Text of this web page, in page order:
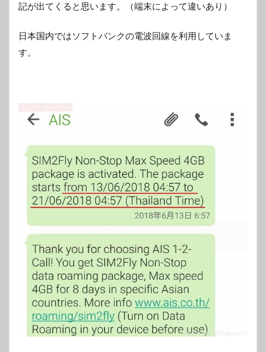
記が出てくると思います。（端末によって違いあり）
日本国内ではソフトバンクの電波回線を利用していま
す。